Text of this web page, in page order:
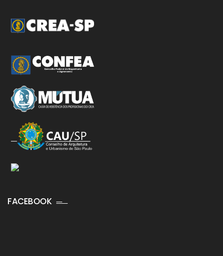
FACEBOOK